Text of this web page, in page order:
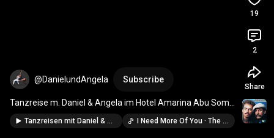
@DanielundAngela Subscribe
Tanzreise m. Daniel & Angela im Hotel Amarina Abu Soma
in Safaga Ägypten #danielundangela#tanzreise
Tanzreisen mit Daniel & Angela #danielundangela #tanzreise I Need More Of You · The Bellamy Brothers
19
2
Share